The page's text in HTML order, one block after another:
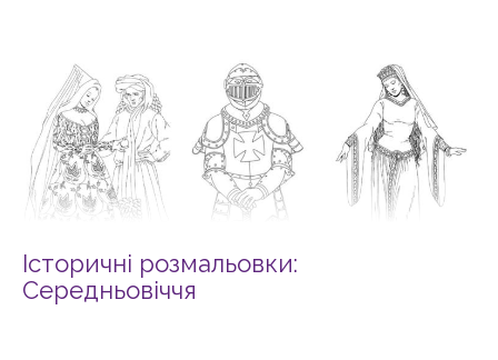
Історичні розмальовки:
Середньовіччя